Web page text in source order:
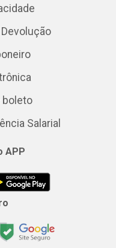
boleto
Salarial
APP